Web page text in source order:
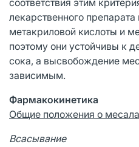
лекарственного
метакриловой кислоты и
поэтому они устойчивы к
сока, а высвобождение
зависимым.
Фармакокинетика
Общие положения о
Всасывание